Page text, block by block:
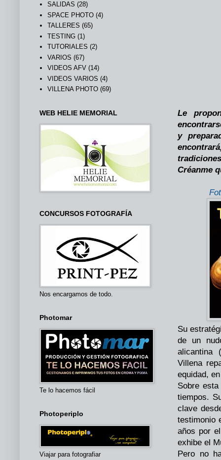
Le
y
Créanme
Su
de un
alicantina
Villena
equidad,
Sobre
tiempos.
clave
testimonio
años por
exhibe el
Pero no
SALIDAS (28)
SPACE PHOTO (4)
TALLERES (65)
TESTING (1)
TUTORIALES (2)
VARIOS (67)
VIDEOS AFV (14)
VIDEOS VARIOS (4)
VILLENA PHOTO (69)
WEB HELIE MEMORIAL
CONCURSOS FOTOGRAFÍA
Nos encargamos de todo.
Photomar
Te lo hacemos fácil
Photoperiplo
Viajar para fotografiar